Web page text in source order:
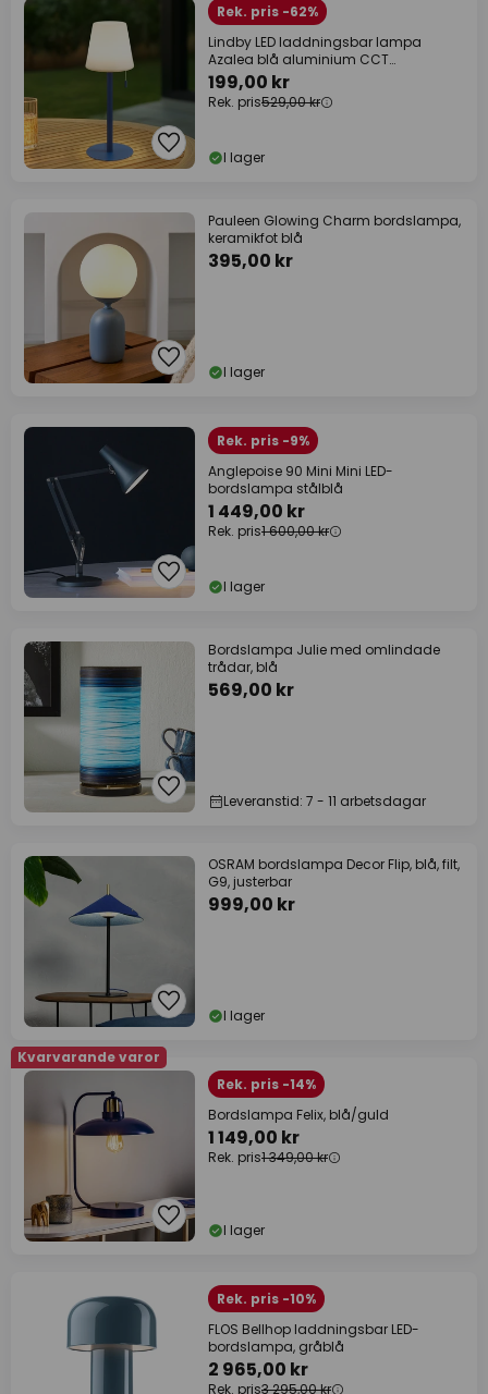
Rek. pris -62%
Lindby LED laddningsbar lampa
Azalea blå aluminium CCT
höjdjusterbar
199,00 kr
Rek. pris529,00 kr
I lager
Pauleen Glowing Charm bordslampa,
keramikfot blå
395,00 kr
I lager
Rek. pris -9%
Anglepoise 90 Mini Mini LED-
bordslampa stålblå
1 449,00 kr
Rek. pris1 600,00 kr
I lager
Bordslampa Julie med omlindade
trådar, blå
569,00 kr
Leveranstid: 7 - 11 arbetsdagar
OSRAM bordslampa Decor Flip, blå, filt,
G9, justerbar
999,00 kr
I lager
Kvarvarande varor
Rek. pris -14%
Bordslampa Felix, blå/guld
1 149,00 kr
Rek. pris1 349,00 kr
I lager
Rek. pris -10%
FLOS Bellhop laddningsbar LED-
bordslampa, gråblå
2 965,00 kr
Rek. pris3 295,00 kr